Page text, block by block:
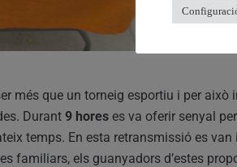
més que un torneig esportiu i per
Durant 9 hores es va oferir senyal per
temps. En esta retransmissió es
familiars, els guanyadors d’estes